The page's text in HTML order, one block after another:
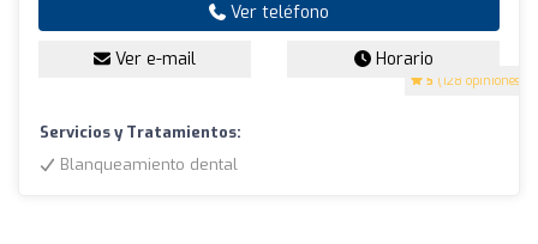
5 (128 opiniones)
Ver teléfono
Ver e-mail Horario
Servicios y Tratamientos:
Blanqueamiento dental